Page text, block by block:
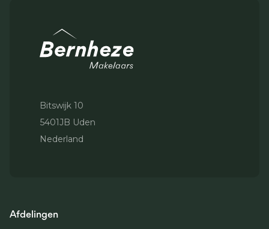
Bitswijk 10
5401JB Uden
Nederland
Afdelingen